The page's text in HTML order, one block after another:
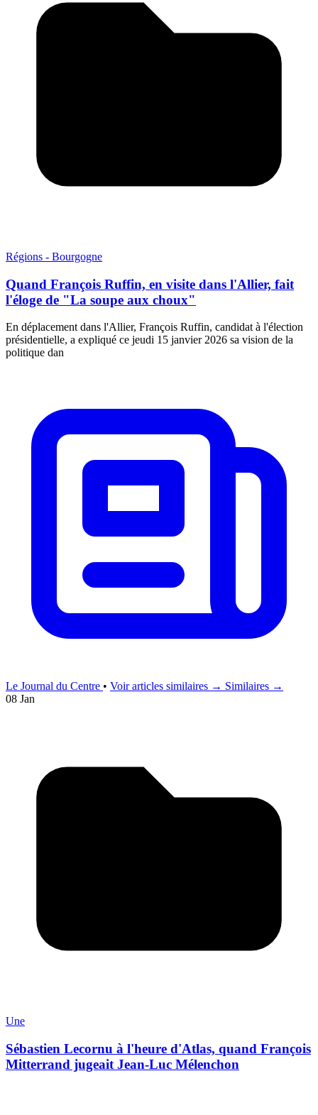
Régions - Bourgogne
Quand François Ruffin, en visite dans l'Allier, fait
l'éloge de "La soupe aux choux"
En déplacement dans l'Allier, François Ruffin, candidat à l'élection
présidentielle, a expliqué ce jeudi 15 janvier 2026 sa vision de la
politique dan
Le Journal du Centre • Voir articles similaires → Similaires →
08 Jan
Une
Sébastien Lecornu à l'heure d'Atlas, quand François
Mitterrand jugeait Jean-Luc Mélenchon